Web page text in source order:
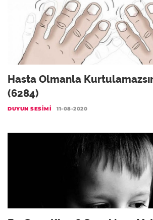
Hasta Olmanla
(6284)
DUYUN SESIMI 11-08-2020